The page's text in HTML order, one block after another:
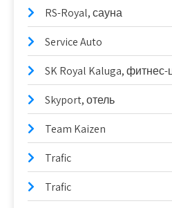
RS-Royal, сауна
Service Auto
SK Royal Kaluga, фитнес-
Skyport, отель
Team Kaizen
Trafic
Trafic